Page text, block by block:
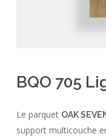
BQO 705
Le parquet OAK
support multicouche